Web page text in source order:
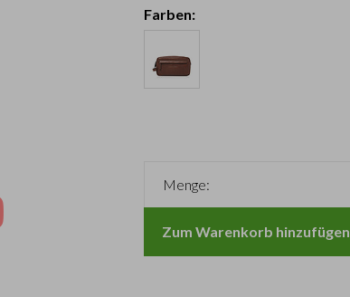
Farben:
Menge:
Zum Warenkorb hinzufügen